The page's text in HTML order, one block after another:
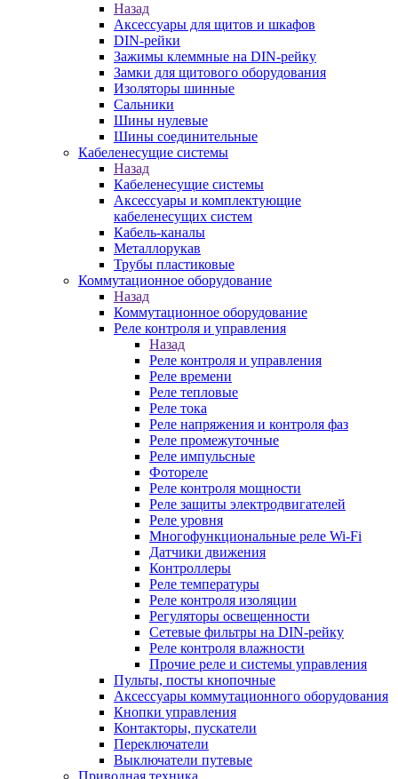
Назад
Аксессуары для щитов и шкафов
DIN-рейки
Зажимы клеммные на DIN-рейку
Замки для щитового оборудования
Изоляторы шинные
Сальники
Шины нулевые
Шины соединительные
Кабеленесущие системы
Назад
Кабеленесущие системы
Аксессуары и комплектующие
кабеленесущих систем
Кабель-каналы
Металлорукав
Трубы пластиковые
Коммутационное оборудование
Назад
Коммутационное оборудование
Реле контроля и управления
Назад
Реле контроля и управления
Реле времени
Реле тепловые
Реле тока
Реле напряжения и контроля фаз
Реле промежуточные
Реле импульсные
Фотореле
Реле контроля мощности
Реле защиты электродвигателей
Реле уровня
Многофункциональные реле Wi-Fi
Датчики движения
Контроллеры
Реле температуры
Реле контроля изоляции
Регуляторы освещенности
Сетевые фильтры на DIN-рейку
Реле контроля влажности
Прочие реле и системы управления
Пульты, посты кнопочные
Аксессуары коммутационного оборудования
Кнопки управления
Контакторы, пускатели
Переключатели
Выключатели путевые
Приводная техника